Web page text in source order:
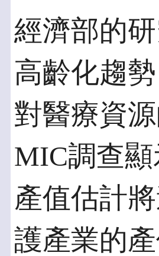
經濟部的
高齡化趨
對醫療資
MIC調查
產值估計
護產業的